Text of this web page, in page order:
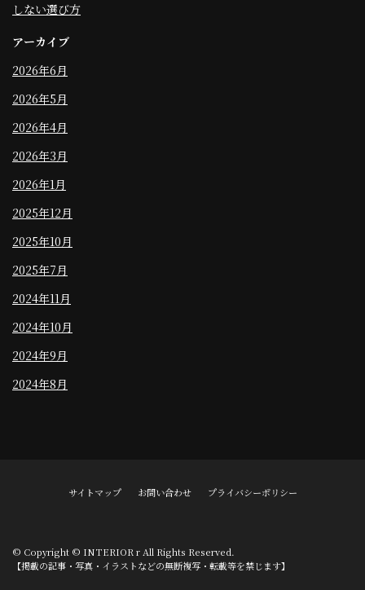
しない選び方
アーカイブ
2026年6月
2026年5月
2026年4月
2026年3月
2026年1月
2025年12月
2025年10月
2025年7月
2024年11月
2024年10月
2024年9月
2024年8月
サイトマップ お問い合わせ プライバシーポリシー
© Copyright © INTERIOR r All Rights Reserved.
【掲載の記事・写真・イラストなどの無断複写・転載等を禁じます】